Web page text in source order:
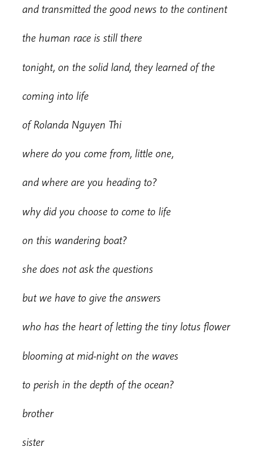
and transmitted the good news to the continent
the human race is still there
tonight, on the solid land, they learned of the
coming into life
of Rolanda Nguyen Thi
where do you come from, little one,
and where are you heading to?
why did you choose to come to life
on this wandering boat?
she does not ask the questions
but we have to give the answers
who has the heart of letting the tiny lotus flower
blooming at mid-night on the waves
to perish in the depth of the ocean?
brother
sister